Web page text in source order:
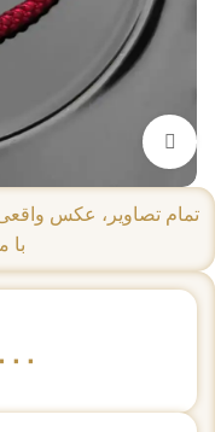
بزرگنمایی تصویر
تمام تصاویر، عکس
با